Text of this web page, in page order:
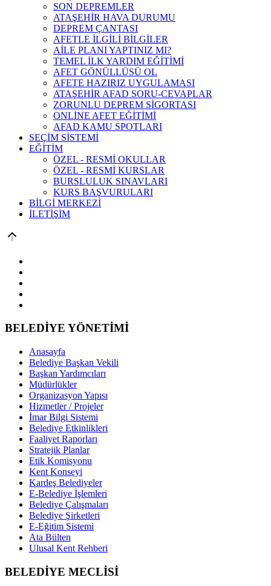
SON DEPREMLER
ATAŞEHİR HAVA DURUMU
DEPREM ÇANTASI
AFETLE İLGİLİ BİLGİLER
AİLE PLANI YAPTINIZ MI?
TEMEL İLK YARDIM EĞİTİMİ
AFET GÖNÜLLÜSÜ OL
AFETE HAZIRIZ UYGULAMASI
ATAŞEHİR AFAD SORU-CEVAPLAR
ZORUNLU DEPREM SİGORTASI
ONLİNE AFET EĞİTİMİ
AFAD KAMU SPOTLARI
SEÇİM SİSTEMİ
EĞİTİM
ÖZEL - RESMİ OKULLAR
ÖZEL - RESMİ KURSLAR
BURSLULUK SINAVLARI
KURS BAŞVURULARI
BİLGİ MERKEZİ
İLETİŞİM
BELEDİYE YÖNETİMİ
Anasayfa
Belediye Başkan Vekili
Başkan Yardımcıları
Müdürlükler
Organizasyon Yapısı
Hizmetler / Projeler
İmar Bilgi Sistemi
Belediye Etkinlikleri
Faaliyet Raporları
Stratejik Planlar
Etik Komisyonu
Kent Konseyi
Kardeş Belediyeler
E-Belediye İşlemleri
Belediye Çalışmaları
Belediye Şirketleri
E-Eğitim Sistemi
Ata Bülten
Ulusal Kent Rehberi
BELEDİYE MECLİSİ